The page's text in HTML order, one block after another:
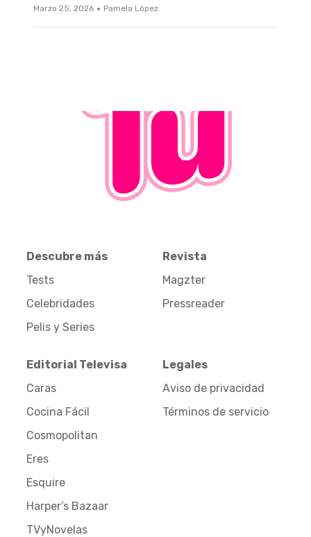
Marzo 25, 2026 · Pamela López
Descubre más
Tests
Celebridades
Pelis y Series
Revista
Magzter
Pressreader
Editorial Televisa
Caras
Cocina Fácil
Cosmopolitan
Eres
Esquire
Harper’s Bazaar
TVyNovelas
Legales
Aviso de privacidad
Términos de servicio